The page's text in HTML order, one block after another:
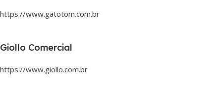
https://www.gatotom.com.br
Giollo Comercial
https://www.giollo.com.br